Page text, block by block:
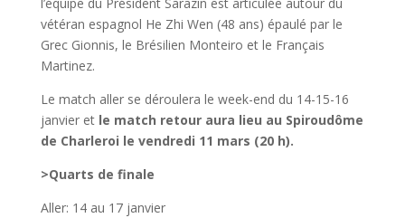
l’équipe du Président Sarazin est articulée autour du
vétéran espagnol He Zhi Wen (48 ans) épaulé par le
Grec Gionnis, le Brésilien Monteiro et le Français
Martinez.
Le match aller se déroulera le week-end du 14-15-16
janvier et le match retour aura lieu au Spiroudôme
de Charleroi le vendredi 11 mars (20 h).
>Quarts de finale
Aller: 14 au 17 janvier